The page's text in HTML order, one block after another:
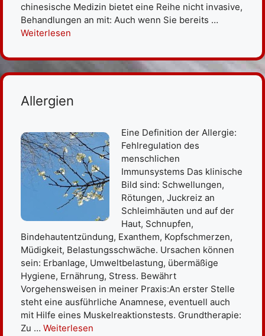
chinesische Medizin bietet eine Reihe nicht invasive,
Behandlungen an mit: Auch wenn Sie bereits …
Weiterlesen
Allergien
Eine Definition der Allergie:
Fehlregulation des
menschlichen
Immunsystems Das klinische
Bild sind: Schwellungen,
Rötungen, Juckreiz an
Schleimhäuten und auf der
Haut, Schnupfen,
Bindehautentzündung, Exanthem, Kopfschmerzen,
Müdigkeit, Belastungsschwäche. Ursachen können
sein: Erbanlage, Umweltbelastung, übermäßige
Hygiene, Ernährung, Stress. Bewährt
Vorgehensweisen in meiner Praxis:An erster Stelle
steht eine ausführliche Anamnese, eventuell auch
mit Hilfe eines Muskelreaktionstests. Grundtherapie:
Zu … Weiterlesen